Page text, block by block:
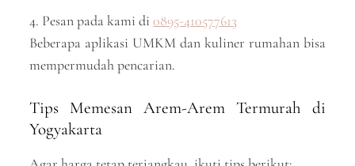
4. Pesan pada kami di0895-410577613
Beberapa aplikasi UMKM dan kuliner rumahan bisa
mempermudah pencarian.
Tips Memesan Arem-Arem Termurah di
Yogyakarta